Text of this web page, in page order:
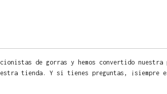
de gorras y hemos convertido nuestra
tienda. Y si tienes preguntas, ¡siempre